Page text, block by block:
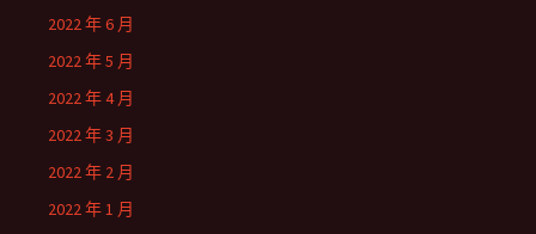
2022 年 6 月
2022 年 5 月
2022 年 4 月
2022 年 3 月
2022 年 2 月
2022 年 1 月